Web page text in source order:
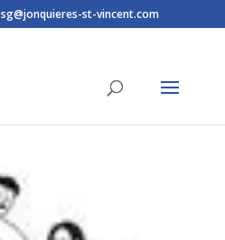
sg@jonquieres-st-vincent.com